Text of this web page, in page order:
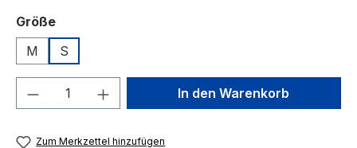
Größeauswählen
M
S
Produkt Anzahl: Gib denIn den Warenkorb
Zum Merkzettel hinzufügen